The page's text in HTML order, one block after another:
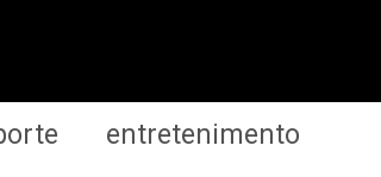
entretenimento